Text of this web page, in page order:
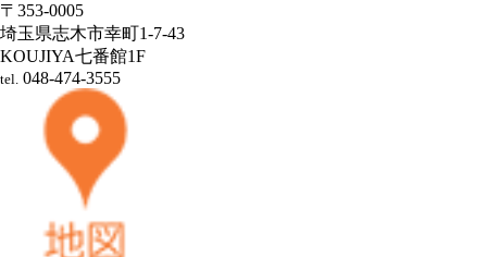
〒353-0005
埼玉県志木市幸町1-7-43
KOUJIYA七番館1F
tel. 048-474-3555